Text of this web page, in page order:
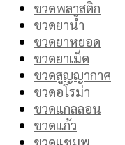
ขวดพลาสติก
ขวดยาน้ำ
ขวดยาหยอด
ขวดยาเม็ด
ขวดสูญญากาศ
ขวดอโรม่า
ขวดแกลลอน
ขวดแก้ว
ขวดแชมพู